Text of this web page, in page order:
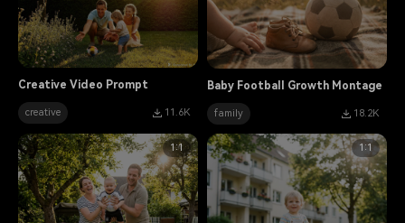
Baby Football Growth Montage
family 18.2K
Creative Video Prompt
creative 11.6K
1:1 1:1